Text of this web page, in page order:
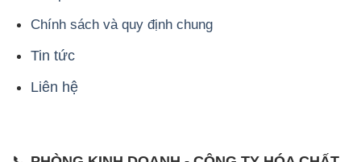
📞
PHÒNG KINH DOANH - CÔNG TY HÓA CHẤT
ĐẮC TRƯỜNG PHÁT